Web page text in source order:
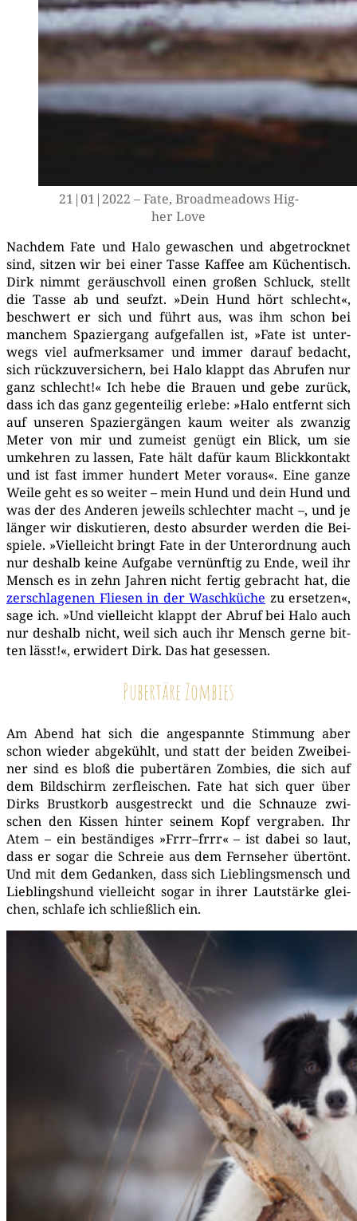
21|01|2022 – Fate, Broad­me­a­dows Hig­
her Love
Nach­dem Fate und Halo gewa­schen und abge­trock­net
sind, sit­zen wir bei einer Tas­se Kaf­fee am Küchen­tisch.
Dirk nimmt geräusch­voll einen gro­ßen Schluck, stellt
die Tas­se ab und seufzt. »Dein Hund hört schlecht«,
beschwert er sich und führt aus, was ihm schon bei
man­chem Spa­zier­gang auf­ge­fal­len ist, »Fate ist unter­
wegs viel auf­merk­sa­mer und immer dar­auf bedacht,
sich rück­zu­ver­si­chern, bei Halo klappt das Abru­fen nur
ganz schlecht!« Ich hebe die Brau­en und gebe zurück,
dass ich das ganz gegen­tei­lig erle­be: »Halo ent­fernt sich
auf unse­ren Spa­zier­gän­gen kaum wei­ter als zwan­zig
Meter von mir und zumeist genügt ein Blick, um sie
umkeh­ren zu las­sen, Fate hält dafür kaum Blick­kon­takt
und ist fast immer hun­dert Meter vor­aus«. Eine gan­ze
Wei­le geht es so wei­ter – mein Hund und dein Hund und
was der des Ande­ren jeweils schlech­ter macht –, und je
län­ger wir dis­ku­tie­ren, des­to absur­der wer­den die Bei­
spie­le. »Viel­leicht bringt Fate in der Unter­ord­nung auch
nur des­halb kei­ne Auf­ga­be ver­nünf­tig zu Ende, weil ihr
Mensch es in zehn Jah­ren nicht fer­tig gebracht hat, die
zer­schla­ge­nen Flie­sen in der Wasch­kü­che zu erset­zen«,
sage ich. »Und viel­leicht klappt der Abruf bei Halo auch
nur des­halb nicht, weil sich auch ihr Mensch ger­ne bit­
ten lässt!«, erwi­dert Dirk. Das hat gesessen.
Pubertäre Zombies
Am Abend hat sich die ange­spann­te Stim­mung aber
schon wie­der abge­kühlt, und statt der bei­den Zwei­bei­
ner sind es bloß die puber­tä­ren Zom­bies, die sich auf
dem Bild­schirm zer­flei­schen. Fate hat sich quer über
Dirks Brust­korb aus­ge­streckt und die Schnau­ze zwi­
schen den Kis­sen hin­ter sei­nem Kopf ver­gra­ben. Ihr
Atem – ein bestän­di­ges »Frrr–frrr« – ist dabei so laut,
dass er sogar die Schreie aus dem Fern­se­her über­tönt.
Und mit dem Gedan­ken, dass sich Lieb­lings­mensch und
Lieb­lings­hund viel­leicht sogar in ihrer Laut­stär­ke glei­
chen, schla­fe ich schließ­lich ein.